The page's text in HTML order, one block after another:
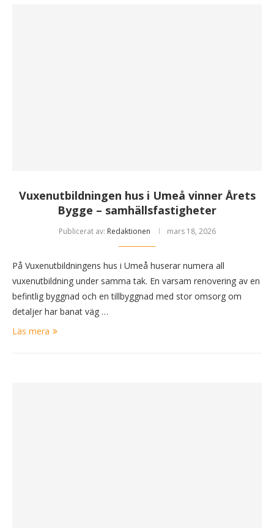
Vuxenutbildningen hus i Umeå vinner Årets
Bygge – samhällsfastigheter
Publicerat av: Redaktionen mars 18, 2026
På Vuxenutbildningens hus i Umeå huserar numera all
vuxenutbildning under samma tak. En varsam renovering av en
befintlig byggnad och en tillbyggnad med stor omsorg om
detaljer har banat väg …
Läs mera